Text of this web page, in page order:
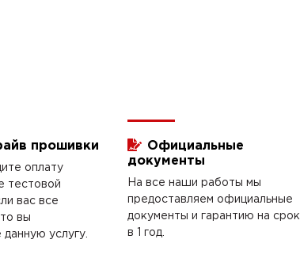
прошивки
оплату
тестовой
вас все
вы
данную услугу.
Официальные
документы
На все наши работы мы
предоставляем официальные
документы и гарантию на срок
в 1 год.